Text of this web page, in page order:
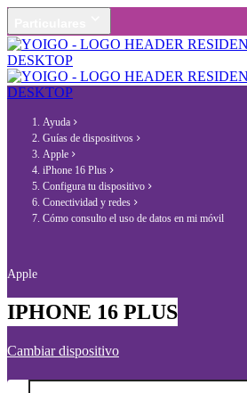
Ayuda
Guías de dispositivos
Apple
iPhone 16 Plus
Configura tu dispositivo
Conectividad y redes
Cómo consulto el uso de datos en mi móvil
Apple
IPHONE 16 PLUS
Cambiar dispositivo